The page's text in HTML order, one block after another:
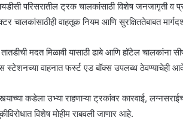
परिसरातील ट्रक चालकांसाठी विशेष जनजागृती व
चालकांसाठीही वाहतूक नियम आणि सुरक्षिततेबाबत
मदत मिळावी यासाठी ढाबे आणि हॉटेल चालकांना
स्टेशनच्या वाहनात फर्स्ट एड बॉक्स उपलब्ध ठेवण्याचेही
कडेला उभ्या राहणाऱ्या ट्रकांवर कारवाई,
विशेष मोहीम राबवली जाणार आहे.